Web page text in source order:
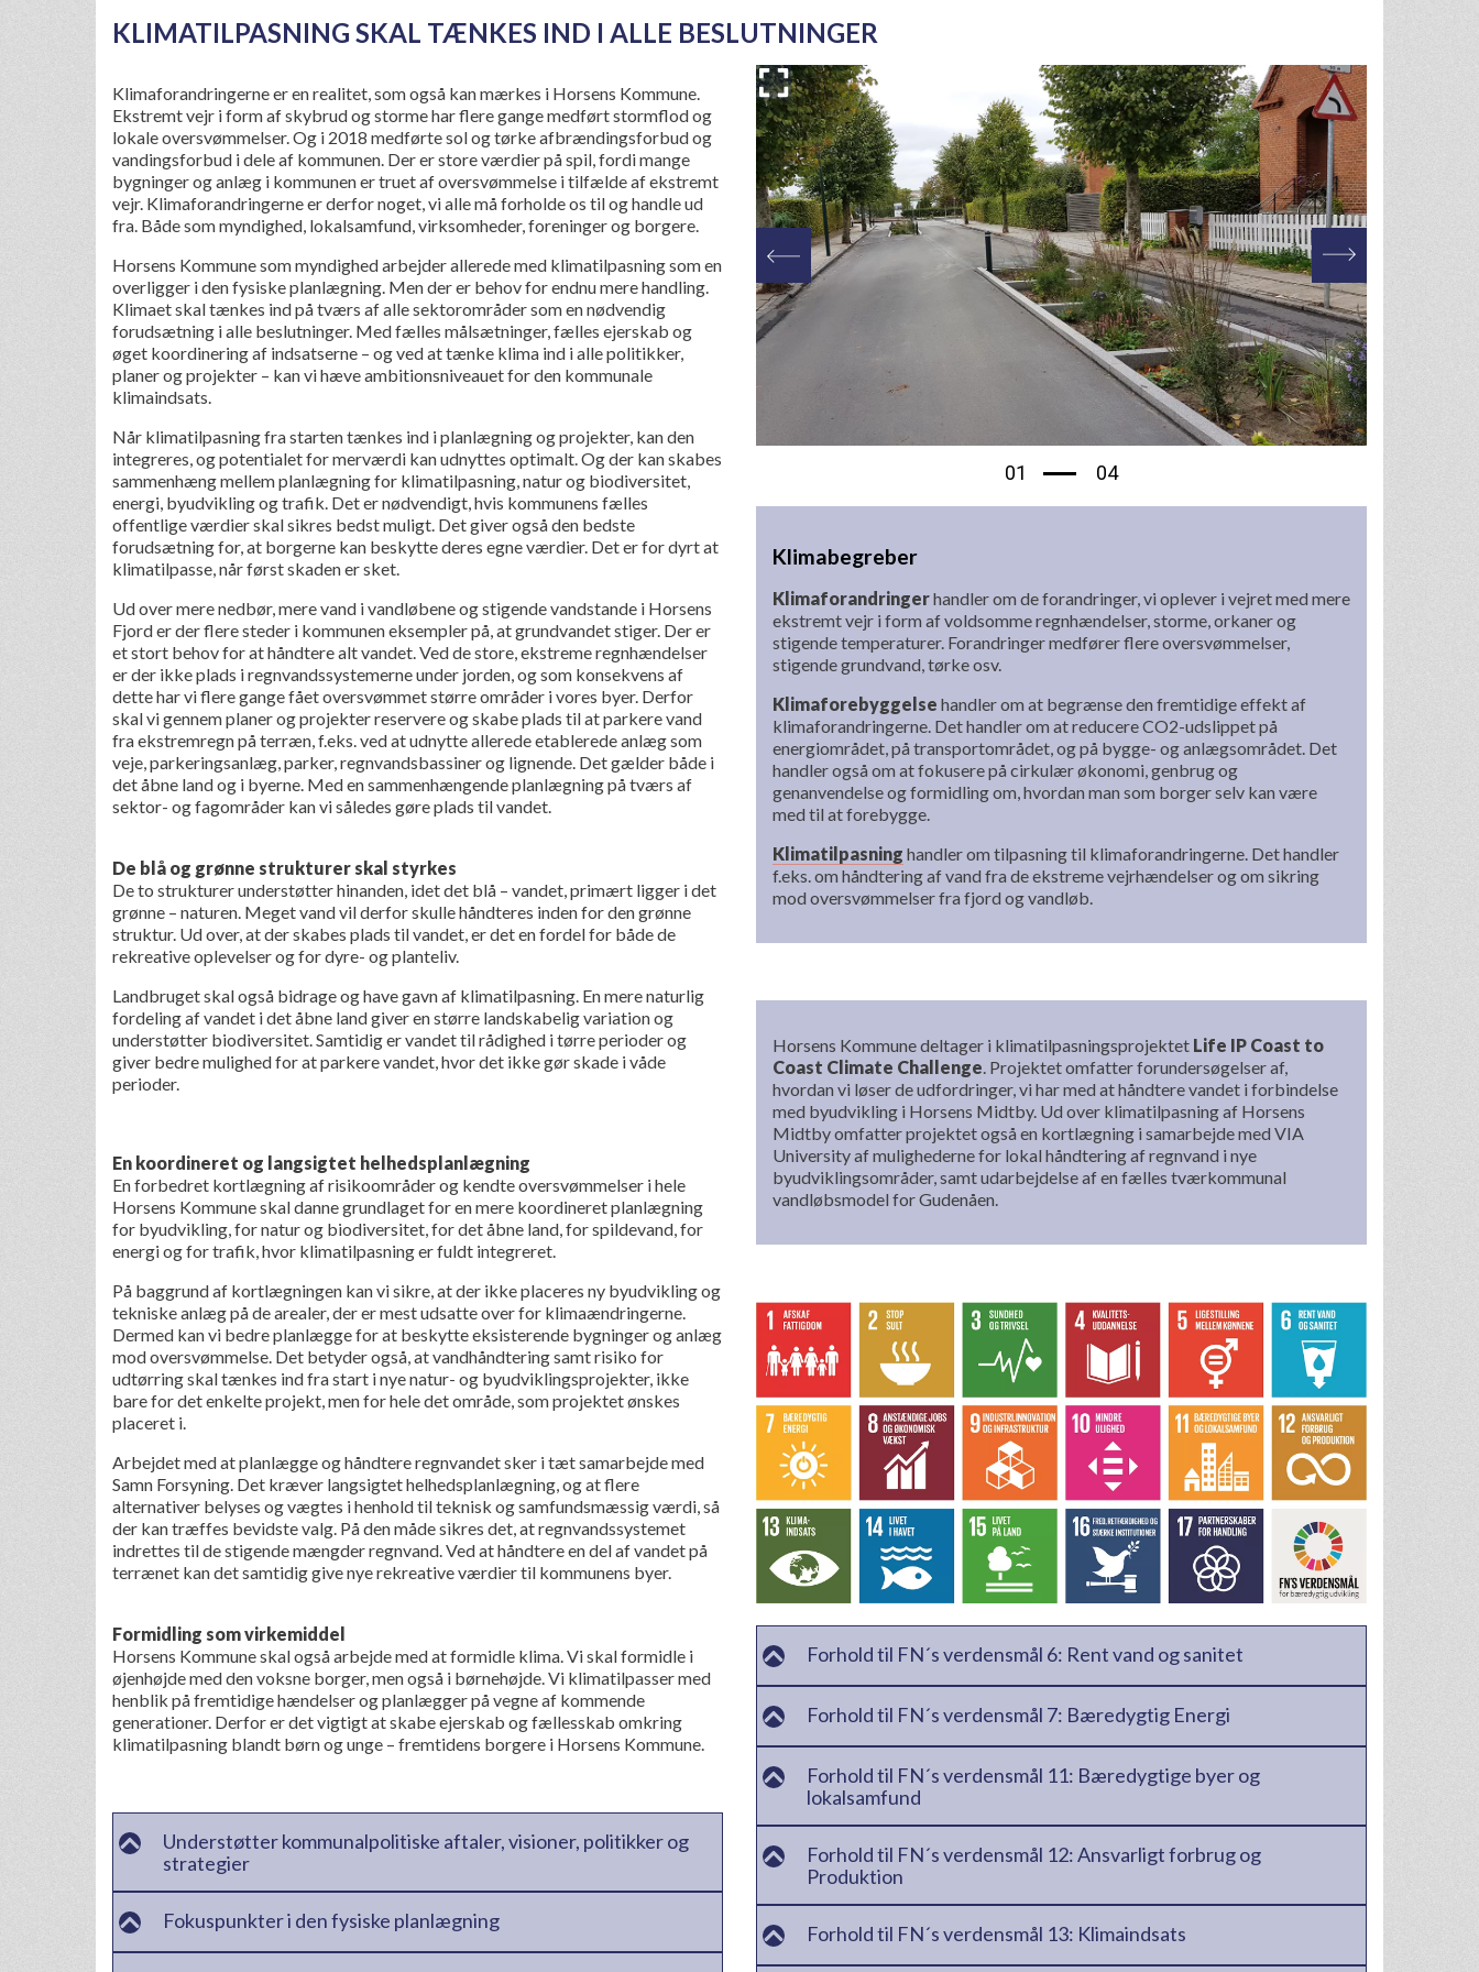
KLIMATILPASNING SKAL TÆNKES IND I ALLE BESLUTNINGER
Klimaforandringerne er en realitet, som også kan mærkes i Horsens Kommune.
Ekstremt vejr i form af skybrud og storme har flere gange medført stormflod og
lokale oversvømmelser. Og i 2018 medførte sol og tørke afbrændingsforbud og
vandingsforbud i dele af kommunen. Der er store værdier på spil, fordi mange
bygninger og anlæg i kommunen er truet af oversvømmelse i tilfælde af ekstremt
vejr. Klimaforandringerne er derfor noget, vi alle må forholde os til og handle ud
fra. Både som myndighed, lokalsamfund, virksomheder, foreninger og borgere.
Horsens Kommune som myndighed arbejder allerede med klimatilpasning som en
overligger i den fysiske planlægning. Men der er behov for endnu mere handling.
Klimaet skal tænkes ind på tværs af alle sektorområder som en nødvendig
forudsætning i alle beslutninger. Med fælles målsætninger, fælles ejerskab og
øget koordinering af indsatserne – og ved at tænke klima ind i alle politikker,
planer og projekter – kan vi hæve ambitionsniveauet for den kommunale
klimaindsats.
Når klimatilpasning fra starten tænkes ind i planlægning og projekter, kan den
integreres, og potentialet for merværdi kan udnyttes optimalt. Og der kan skabes
sammenhæng mellem planlægning for klimatilpasning, natur og biodiversitet,
energi, byudvikling og trafik. Det er nødvendigt, hvis kommunens fælles
offentlige værdier skal sikres bedst muligt. Det giver også den bedste
forudsætning for, at borgerne kan beskytte deres egne værdier. Det er for dyrt at
klimatilpasse, når først skaden er sket.
Ud over mere nedbør, mere vand i vandløbene og stigende vandstande i Horsens
Fjord er der flere steder i kommunen eksempler på, at grundvandet stiger. Der er
et stort behov for at håndtere alt vandet. Ved de store, ekstreme regnhændelser
er der ikke plads i regnvandssystemerne under jorden, og som konsekvens af
dette har vi flere gange fået oversvømmet større områder i vores byer. Derfor
skal vi gennem planer og projekter reservere og skabe plads til at parkere vand
fra ekstremregn på terræn, f.eks. ved at udnytte allerede etablerede anlæg som
veje, parkeringsanlæg, parker, regnvandsbassiner og lignende. Det gælder både i
det åbne land og i byerne. Med en sammenhængende planlægning på tværs af
sektor- og fagområder kan vi således gøre plads til vandet.
De blå og grønne strukturer skal styrkes
De to strukturer understøtter hinanden, idet det blå – vandet, primært ligger i det
grønne – naturen. Meget vand vil derfor skulle håndteres inden for den grønne
struktur. Ud over, at der skabes plads til vandet, er det en fordel for både de
rekreative oplevelser og for dyre- og planteliv.
Landbruget skal også bidrage og have gavn af klimatilpasning. En mere naturlig
fordeling af vandet i det åbne land giver en større landskabelig variation og
understøtter biodiversitet. Samtidig er vandet til rådighed i tørre perioder og
giver bedre mulighed for at parkere vandet, hvor det ikke gør skade i våde
perioder.
En koordineret og langsigtet helhedsplanlægning
En forbedret kortlægning af risikoområder og kendte oversvømmelser i hele
Horsens Kommune skal danne grundlaget for en mere koordineret planlægning
for byudvikling, for natur og biodiversitet, for det åbne land, for spildevand, for
energi og for trafik, hvor klimatilpasning er fuldt integreret.
På baggrund af kortlægningen kan vi sikre, at der ikke placeres ny byudvikling og
tekniske anlæg på de arealer, der er mest udsatte over for klimaændringerne.
Dermed kan vi bedre planlægge for at beskytte eksisterende bygninger og anlæg
mod oversvømmelse. Det betyder også, at vandhåndtering samt risiko for
udtørring skal tænkes ind fra start i nye natur- og byudviklingsprojekter, ikke
bare for det enkelte projekt, men for hele det område, som projektet ønskes
placeret i.
Arbejdet med at planlægge og håndtere regnvandet sker i tæt samarbejde med
Samn Forsyning. Det kræver langsigtet helhedsplanlægning, og at flere
alternativer belyses og vægtes i henhold til teknisk og samfundsmæssig værdi, så
der kan træffes bevidste valg. På den måde sikres det, at regnvandssystemet
indrettes til de stigende mængder regnvand. Ved at håndtere en del af vandet på
terrænet kan det samtidig give nye rekreative værdier til kommunens byer.
Formidling som virkemiddel
Horsens Kommune skal også arbejde med at formidle klima. Vi skal formidle i
øjenhøjde med den voksne borger, men også i børnehøjde. Vi klimatilpasser med
henblik på fremtidige hændelser og planlægger på vegne af kommende
generationer. Derfor er det vigtigt at skabe ejerskab og fællesskab omkring
klimatilpasning blandt børn og unge – fremtidens borgere i Horsens Kommune.
Understøtter kommunalpolitiske aftaler, visioner, politikker og
strategier
Fokuspunkter i den fysiske planlægning
01 04
Klimabegreber
Klimaforandringerhandler om de forandringer, vi oplever i vejret med mere
ekstremt vejr i form af voldsomme regnhændelser, storme, orkaner og
stigende temperaturer. Forandringer medfører flere oversvømmelser,
stigende grundvand, tørke osv.
Klimaforebyggelse handler om at begrænse den fremtidige effekt af
klimaforandringerne. Det handler om at reducere CO2-udslippet på
energiområdet, på transportområdet, og på bygge- og anlægsområdet. Det
handler også om at fokusere på cirkulær økonomi, genbrug og
genanvendelse og formidling om, hvordan man som borger selv kan være
med til at forebygge.
Klimatilpasning handler om tilpasning til klimaforandringerne. Det handler
f.eks. om håndtering af vand fra de ekstreme vejrhændelser og om sikring
mod oversvømmelser fra fjord og vandløb.
Horsens Kommune deltager i klimatilpasningsprojektet Life IP Coast to
Coast Climate Challenge . Projektet omfatter forundersøgelser af,
hvordan vi løser de udfordringer, vi har med at håndtere vandet i forbindelse
med byudvikling i Horsens Midtby. Ud over klimatilpasning af Horsens
Midtby omfatter projektet også en kortlægning i samarbejde med VIA
University af mulighederne for lokal håndtering af regnvand i nye
byudviklingsområder, samt udarbejdelse af en fælles tværkommunal
vandløbsmodel for Gudenåen.
Forhold til FN´s verdensmål 6: Rent vand og sanitet
Forhold til FN´s verdensmål 7: Bæredygtig Energi
Forhold til FN´s verdensmål 11: Bæredygtige byer og
lokalsamfund
Forhold til FN´s verdensmål 12: Ansvarligt forbrug og
Produktion
Forhold til FN´s verdensmål 13: Klimaindsats